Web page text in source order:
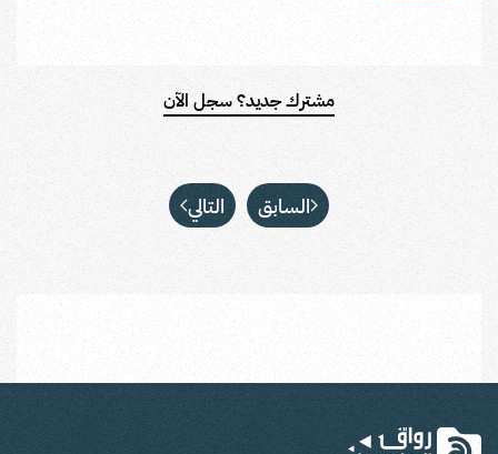
مشترك جديد؟ سجل الآن
السابق التالي